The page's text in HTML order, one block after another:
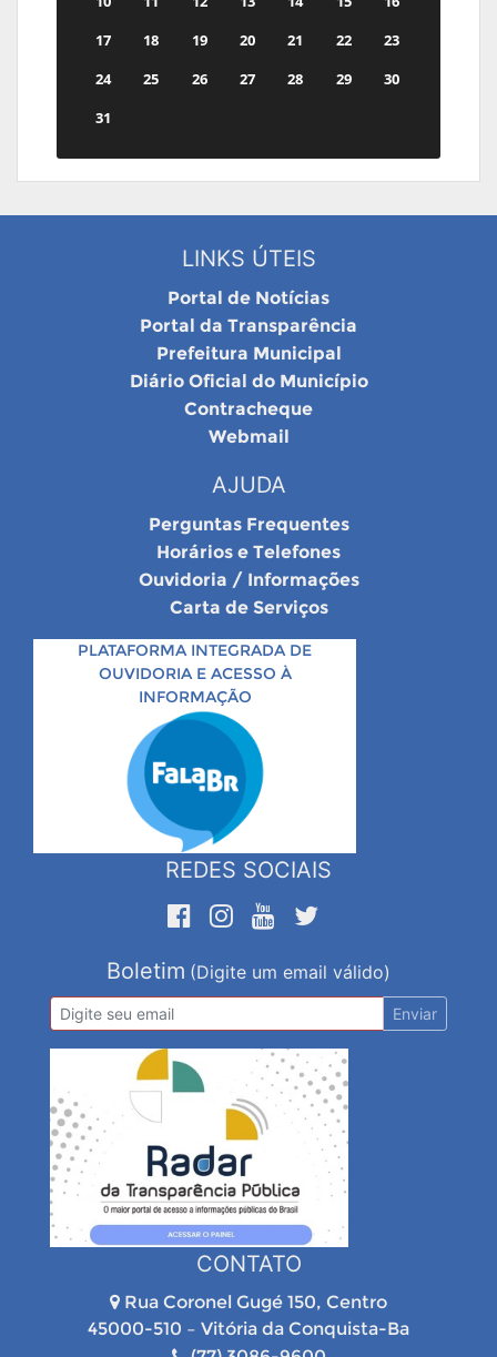
17
18 19 20 21 22
23
24
25 26 27 28 29
30
31
LINKS ÚTEIS
Portal de Notícias
Portal da Transparência
Prefeitura Municipal
Diário Oficial do Município
Contracheque
Webmail
AJUDA
Perguntas Frequentes
Horários e Telefones
Ouvidoria / Informações
Carta de Serviços
PLATAFORMA INTEGRADA DE
OUVIDORIA E ACESSO À
INFORMAÇÃO
REDES SOCIAIS
Boletim (Digite um email válido)
Enviar
CONTATO
Rua Coronel Gugé 150, Centro
45000-510 – Vitória da Conquista-Ba